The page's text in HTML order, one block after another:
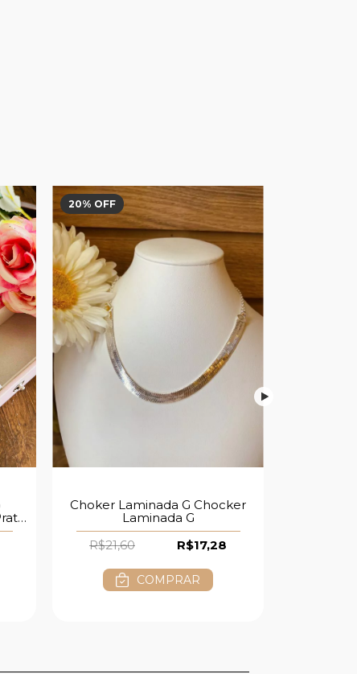
20% OFF
Choker Laminada G Chocker
Laminada G
R$21,60
R$17,28
COMPRAR